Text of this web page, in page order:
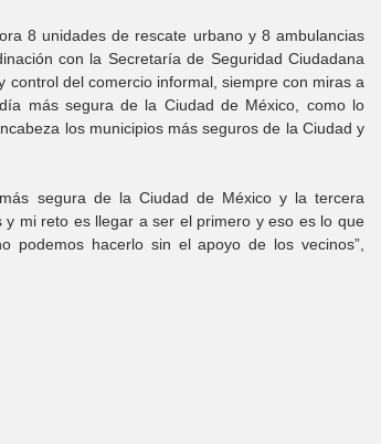
8 unidades de rescate urbano y 8 ambulancias
con la Secretaría de Seguridad Ciudadana
control del comercio informal, siempre con miras a
más segura de la Ciudad de México, como lo
los municipios más seguros de la Ciudad y
segura de la Ciudad de México y la tercera
mi reto es llegar a ser el primero y eso es lo que
podemos hacerlo sin el apoyo de los vecinos”,